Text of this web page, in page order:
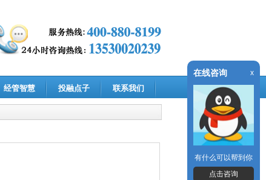
经管智慧 投融点子 联系我们
在线咨询 x
有什么可以帮到你
点击咨询